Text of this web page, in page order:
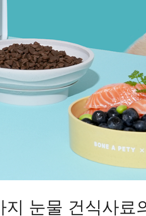
눈물 건식사료